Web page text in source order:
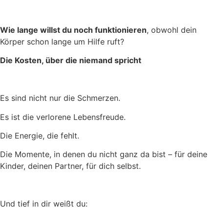
Wie lange willst du noch funktionieren, obwohl dein
Körper schon lange um Hilfe ruft?
Die Kosten, über die niemand spricht
Es sind nicht nur die Schmerzen.
Es ist die verlorene Lebensfreude.
Die Energie, die fehlt.
Die Momente, in denen du nicht ganz da bist – für deine
Kinder, deinen Partner, für dich selbst.
Und tief in dir weißt du: